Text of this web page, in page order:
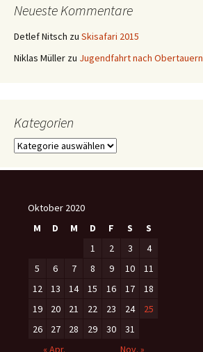
Neueste Kommentare
Detlef Nitsch zu Skisafari 2015
Niklas Müller zu Jugendfahrt nach Obertauern
Kategorien
Kategorien
Oktober 2020
M
D M D F S
S
1
2 3
4
5
6 7 8 9 10
11
12
13 14 15 16 17
18
19
20 21 22 23 24
25
26
27 28 29 30
31
« Apr.
Nov. »